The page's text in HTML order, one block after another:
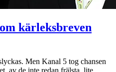
kärleksbreven
Men Kanal 5 tog chansen